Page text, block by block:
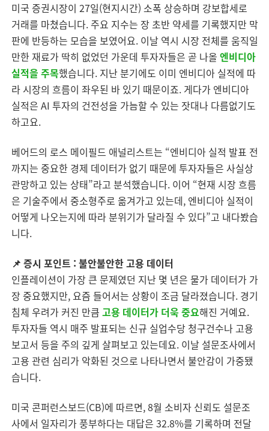
미국 증권시장이 27일(현지시간) 소폭 상승하며 강보합세로
거래를 마쳤습니다. 주요 지수는 장 초반 약세를 기록했지만 막
판에 반등하는 모습을 보였어요. 이날 역시 시장 전체를 움직일
만한 재료가 딱히 없었던 가운데 투자자들은 곧 나올 엔비디아
실적을 주목했습니다. 지난 분기에도 이미 엔비디아 실적에 따
라 시장의 흐름이 좌우된 바 있기 때문이죠. 게다가 엔비디아
실적은 AI 투자의 건전성을 가늠할 수 있는 잣대나 다름없기도
하고요.
베어드의 로스 메이필드 애널리스트는 “엔비디아 실적 발표 전
까지는 중요한 경제 데이터가 없기 때문에 투자자들은 사실상
관망하고 있는 상태”라고 분석했습니다. 이어 “현재 시장 흐름
은 기술주에서 중소형주로 옮겨가고 있는데, 엔비디아 실적이
어떻게 나오는지에 따라 분위기가 달라질 수 있다”고 내다봤습
니다.
📌 증시 포인트 : 불안불안한 고용 데이터
인플레이션이 가장 큰 문제였던 지난 몇 년은 물가 데이터가 가
장 중요했지만, 요즘 들어서는 상황이 조금 달라졌습니다. 경기
침체 우려가 커진 만큼 고용 데이터가 더욱 중요해진 거예요.
투자자들 역시 매주 발표되는 신규 실업수당 청구건수나 고용
보고서 등을 주의 깊게 살펴보고 있는데요. 이날 설문조사에서
고용 관련 심리가 악화된 것으로 나타나면서 불안감이 가중됐
습니다.
미국 콘퍼런스보드(CB)에 따르면, 8월 소비자 신뢰도 설문조
사에서 일자리가 풍부하다는 대답은 32.8%를 기록하며 전달